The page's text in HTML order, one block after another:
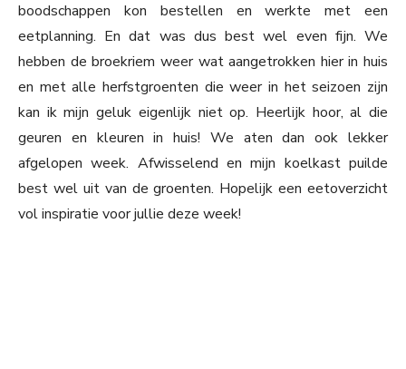
boodschappen kon bestellen en werkte met een
eetplanning. En dat was dus best wel even fijn. We
hebben de broekriem weer wat aangetrokken hier in huis
en met alle herfstgroenten die weer in het seizoen zijn
kan ik mijn geluk eigenlijk niet op. Heerlijk hoor, al die
geuren en kleuren in huis! We aten dan ook lekker
afgelopen week. Afwisselend en mijn koelkast puilde
best wel uit van de groenten. Hopelijk een eetoverzicht
vol inspiratie voor jullie deze week!